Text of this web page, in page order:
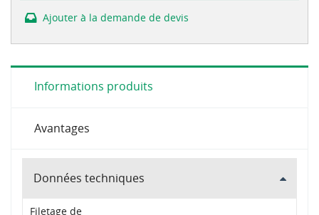
Ajouter à la demande de devis
Informations produits
Avantages
Données techniques
Filetage de